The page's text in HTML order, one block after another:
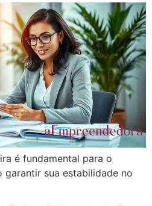
é fundamental para o
garantir sua estabilidade no